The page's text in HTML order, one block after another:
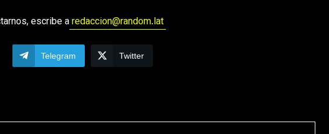
escribe aredaccion@random.lat
Telegram Twitter